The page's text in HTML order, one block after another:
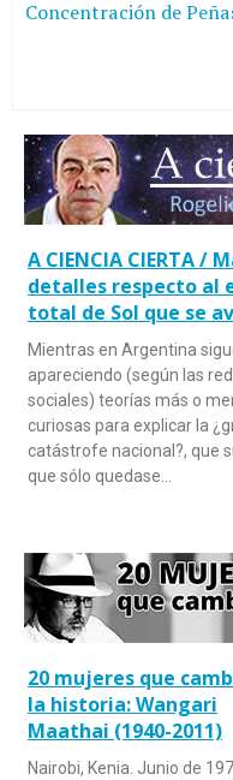
Concentración de
A CIENCIA CIERTA /
detalles respecto al
total de Sol que se
Mientras en Argentina
apareciendo (según las
sociales) teorías más o
curiosas para explicar la
catástrofe nacional?, que
que sólo quedase…
20 mujeres que
la historia: Wangari
Maathai (1940-2011)
Nairobi, Kenia. Junio de